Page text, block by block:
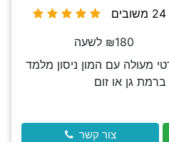
24 משובים
₪180 לשעה
מעולה עם המון ניסון מלמד
גן או זום
צור קשר